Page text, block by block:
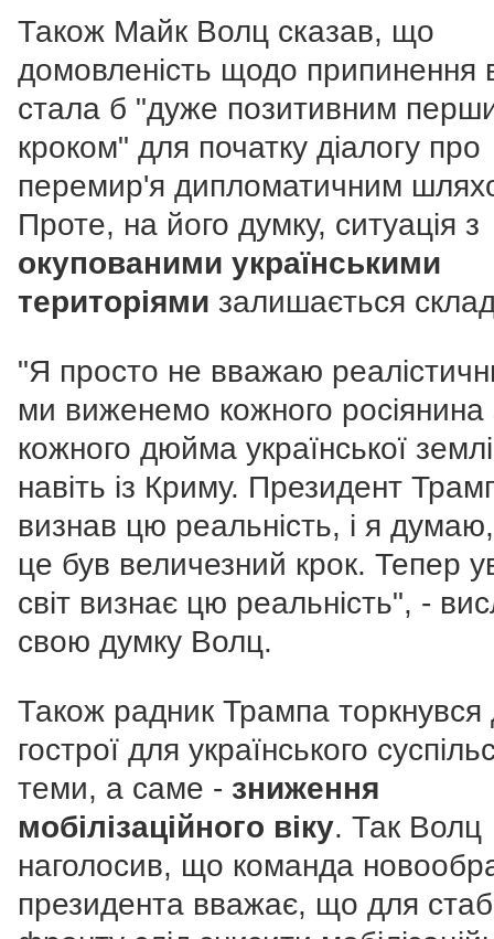
Також Майк Волц сказав, що
домовленість щодо припинення
стала б "дуже позитивним
кроком" для початку діалогу про
перемир'я дипломатичним
Проте, на його думку, ситуація з
окупованими українськими
територіями залишається
"Я просто не вважаю
ми виженемо кожного росіянина
кожного дюйма української
навіть із Криму. Президент
визнав цю реальність, і я
це був величезний крок. Тепер
світ визнає цю реальність", -
свою думку Волц.
Також радник Трампа торкнувся
гострої для українського
теми, а саме - зниження
мобілізаційного віку. Так Волц
наголосив, що команда
президента вважає, що для